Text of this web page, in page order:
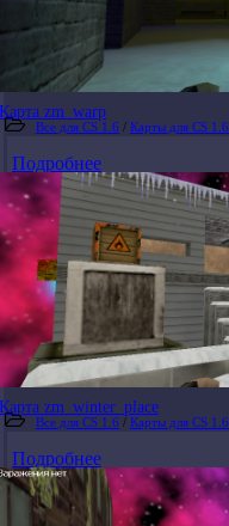
Карта zm_warp
Все для CS 1.6 / Карты для CS 1.6
Подробнее
Карта zm_winter_place
Все для CS 1.6 / Карты для CS 1.6
Подробнее